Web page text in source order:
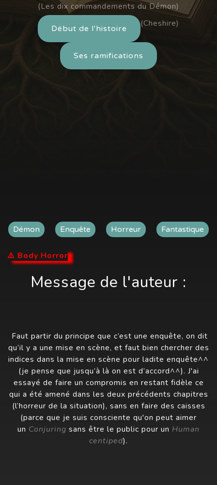
(Les dix commandements du Démon)
Début de l'histoire (Cheshire)
Ses ramifications
Démon Enquête Horreur Fantastique
⚠️ Body Horror
Message de l'auteur :
Faut partir du principe que c’est une enquête, on dit
qu’il y a une mise en scène, et faut bien chercher des
indices dans la mise en scène pour ladite enquête^^
(je pense que jusqu’à là on est d’accord^^). J'ai
essayé de faire un compromis en restant fidèle ce
qui a été amené dans les deux précédents chapitres
(l’horreur de la situation), sans en faire des caisses
(parce que je suis consciente qu'on peut aimer
un Conjuring sans être le public pour un Human
centiped).